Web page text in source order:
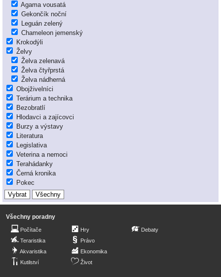
Agama vousatá
Gekončík noční
Leguán zelený
Chameleon jemenský
Krokodýli
Želvy
Želva zelenavá
Želva čtyřprstá
Želva nádherná
Obojživelníci
Terárium a technika
Bezobratlí
Hlodavci a zajícovci
Burzy a výstavy
Literatura
Legislativa
Veterina a nemoci
Terahádanky
Černá kronika
Pokec
Všechny poradny
Počítače
Teraristika
Akvaristika
Kutilství
Hry
Právo
Ekonomika
Život
Debaty